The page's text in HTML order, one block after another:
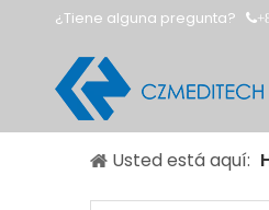
¿Tiene alguna pregunta? 
Usted está aquí: